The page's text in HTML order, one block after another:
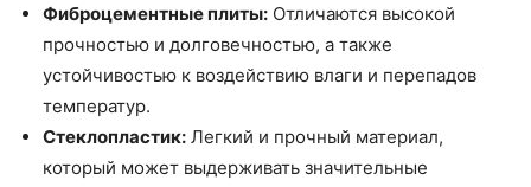
Фиброцементные плиты: Отличаются высокой
прочностью и долговечностью, а также
устойчивостью к воздействию влаги и перепадов
температур.
Стеклопластик: Легкий и прочный материал,
который может выдерживать значительные